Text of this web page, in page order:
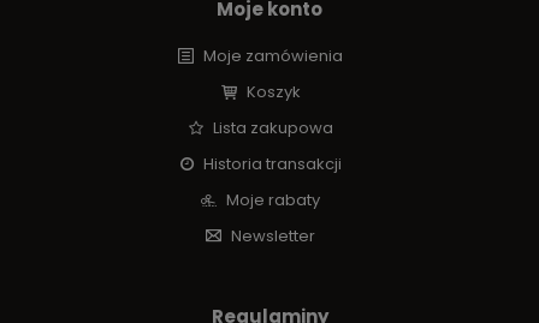
Moje konto
Moje zamówienia
Koszyk
Lista zakupowa
Historia transakcji
Moje rabaty
Newsletter
Regulaminy